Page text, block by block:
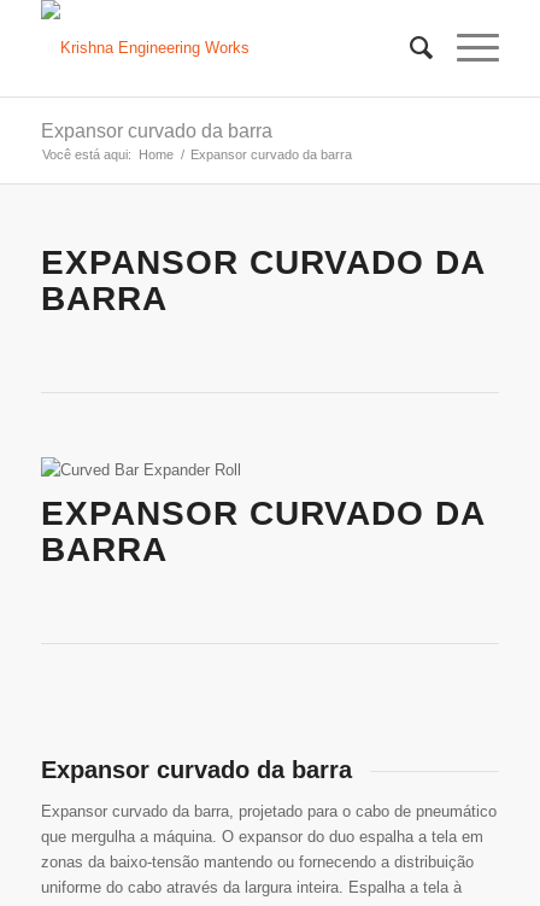
Expansor curvado da barra
Você está aqui: Home / Expansor curvado da barra
EXPANSOR CURVADO DA
BARRA
EXPANSOR CURVADO DA
BARRA
Expansor curvado da barra
Expansor curvado da barra, projetado para o cabo de pneumático
que mergulha a máquina. O expansor do duo espalha a tela em
zonas da baixo-tensão mantendo ou fornecendo a distribuição
uniforme do cabo através da largura inteira. Espalha a tela à